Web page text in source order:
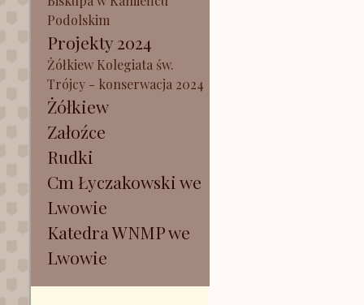
Podolskim
Projekty 2024
Żółkiew Kolegiata św.
Trójcy - konserwacja 2024
Żółkiew
Załoźce
Rudki
Cm Łyczakowski we
Lwowie
Katedra WNMP we
Lwowie